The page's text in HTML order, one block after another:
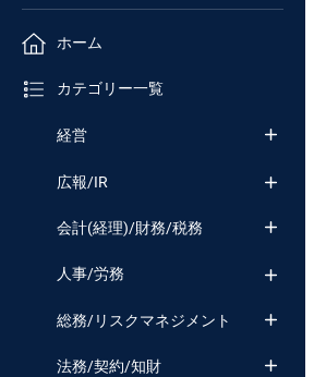
ホーム
カテゴリー一覧
経営
広報/IR
会計(経理)/財務/税務
人事/労務
総務/リスクマネジメント
法務/契約/知財
セミナー
番号検索